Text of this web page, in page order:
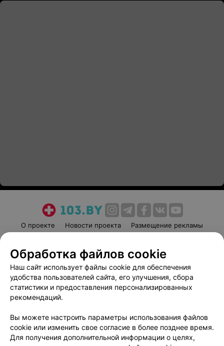
О проекте Новости проекта
Размещение рекламы
Пользовательское соглашение
Способы оплаты
Вакансии
Партнеры
Написать руководителю 103.by
Обработка персональных данных
Обработка файлов cookie
Наш сайт использует файлы cookie для обеспечения
удобства пользователей сайта, его улучшения, сбора
статистики и предоставления персонализированных
рекомендаций.
Вы можете настроить параметры использования файлов
cookie или изменить свое согласие в более позднее время.
Для получения дополнительной информации о целях,